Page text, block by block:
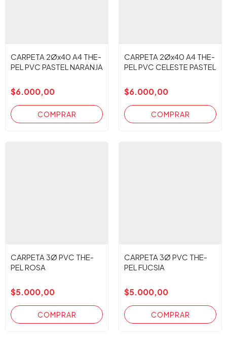
CARPETA 2Øx40 A4 THE-
PEL PVC PASTEL NARANJA
$6.000,00
CARPETA 2Øx40 A4 THE-
PEL PVC CELESTE PASTEL
$6.000,00
CARPETA 3Ø PVC THE-
PEL ROSA
$5.000,00
CARPETA 3Ø PVC THE-
PEL FUCSIA
$5.000,00